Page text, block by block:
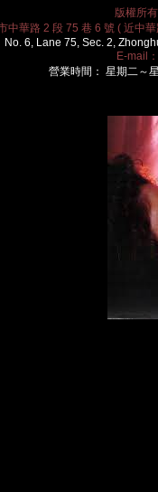
版權所
中華路 2 段 75 巷 6 號 ( 近中
No. 6, Lane 75, Sec. 2,
E-mail：
營業時間： 星期二～